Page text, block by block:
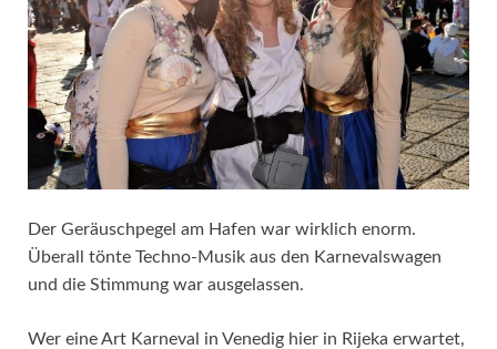
Der Geräuschpegel am Hafen war wirklich enorm.
Überall tönte Techno-Musik aus den Karnevalswagen
und die Stimmung war ausgelassen.
Wer eine Art Karneval in Venedig hier in Rijeka erwartet,